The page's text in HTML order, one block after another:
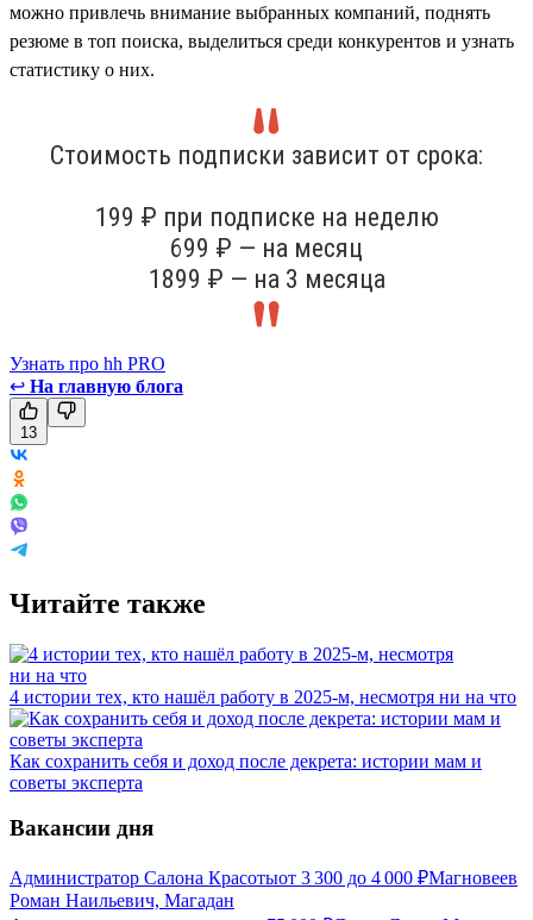
можно привлечь внимание выбранных компаний, поднять
резюме в топ поиска, выделиться среди конкурентов и узнать
статистику о них.
Стоимость подписки зависит от срока:
199 ₽ при подписке на неделю
699 ₽ — на месяц
1899 ₽ — на 3 месяца
Узнать про hh PRO
↩ На главную блога
13
Читайте также
4 истории тех, кто нашёл работу в 2025-м, несмотря ни на что
Как сохранить себя и доход после декрета: истории мам и
советы эксперта
Вакансии дня
Администратор Салона Красотыот 3 300 до 4 000 ₽Магновеев
Роман Наильевич, Магадан